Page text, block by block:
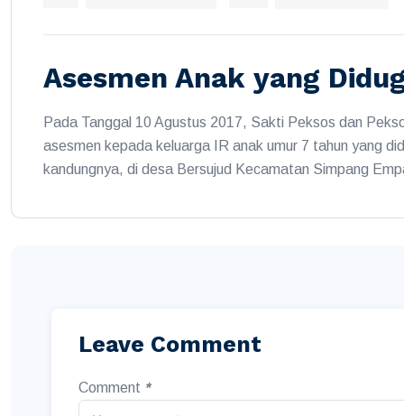
Asesmen Anak yang
Pada Tanggal 10 Agustus 2017, Sakti Peksos dan
asesmen kepada keluarga IR anak umur 7 tahun yang
kandungnya, di desa Bersujud Kecamatan Simpang
Leave Comment
Comment *